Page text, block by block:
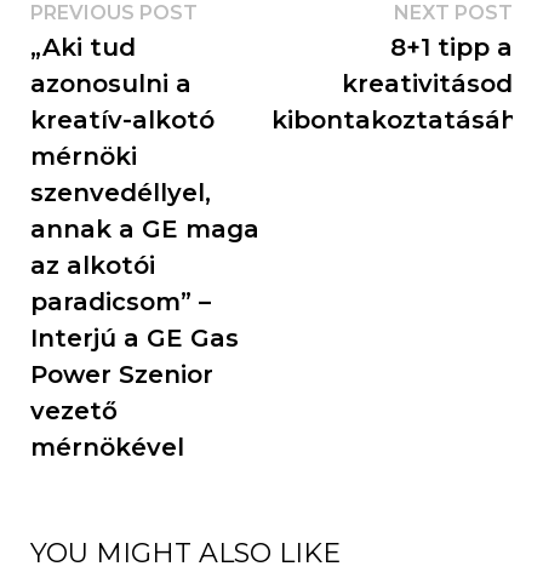
PREVIOUS POST
„Aki tud
azonosulni a
kreatív-alkotó
mérnöki
szenvedéllyel,
annak a GE maga
az alkotói
paradicsom” –
Interjú a GE Gas
Power Szenior
vezető
mérnökével
NEXT POST
8+1 tipp a
kreativitásod
YOU MIGHT ALSO LIKE